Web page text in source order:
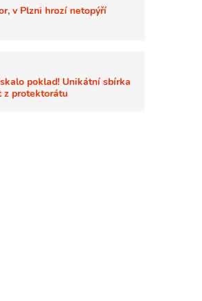
v Plzni hrozí netopýří
poklad! Unikátní sbírka
z protektorátu